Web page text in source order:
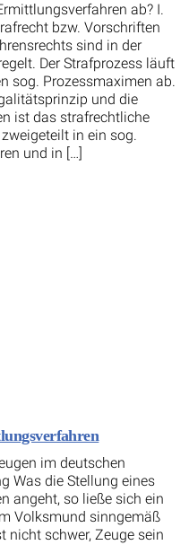
ab? I.
bzw. Vorschriften
sind in der
Der Strafprozess läuft
sog. Prozessmaximen ab.
und die
ist das strafrechtliche
in ein sog.
und in […]
im deutschen
Was die Stellung eines
angeht, so ließe sich ein
Volksmund sinngemäß
nicht schwer, Zeuge sein